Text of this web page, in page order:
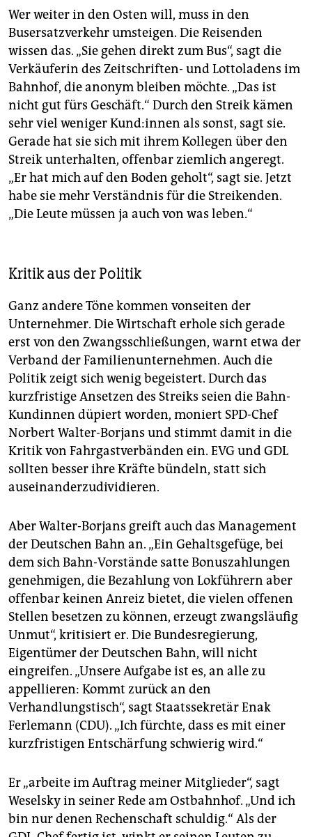
Wer weiter in den Osten will, muss in den
Busersatzverkehr umsteigen. Die Reisenden
wissen das. „Sie gehen direkt zum Bus“, sagt die
Verkäuferin des Zeitschriften- und Lottoladens im
Bahnhof, die anonym bleiben möchte. „Das ist
nicht gut fürs Geschäft.“ Durch den Streik kämen
sehr viel weniger Kun­d:in­nen als sonst, sagt sie.
Gerade hat sie sich mit ihrem Kollegen über den
Streik unterhalten, offenbar ziemlich angeregt.
„Er hat mich auf den Boden geholt“, sagt sie. Jetzt
habe sie mehr Verständnis für die Streikenden.
„Die Leute müssen ja auch von was leben.“
Kritik aus der Politik
Ganz andere Töne kommen vonseiten der
Unternehmer. Die Wirtschaft erhole sich gerade
erst von den Zwangsschließungen, warnt etwa der
Verband der Familienunternehmen. Auch die
Politik zeigt sich wenig begeistert. Durch das
kurzfristige Ansetzen des Streiks seien die Bahn-
Kundinnen düpiert worden, moniert SPD-Chef
Norbert Walter-Borjans und stimmt damit in die
Kritik von Fahrgastverbänden ein. EVG und GDL
sollten besser ihre Kräfte bündeln, statt sich
auseinanderzudividieren.
Aber Walter-Borjans greift auch das Management
der Deutschen Bahn an. „Ein Gehaltsgefüge, bei
dem sich Bahn-Vorstände satte Bonuszahlungen
genehmigen, die Bezahlung von Lokführern aber
offenbar keinen Anreiz bietet, die vielen offenen
Stellen besetzen zu können, erzeugt zwangsläufig
Unmut“, kritisiert er. Die Bundesregierung,
Eigentümer der Deutschen Bahn, will nicht
eingreifen. „Unsere Aufgabe ist es, an alle zu
appellieren: Kommt zurück an den
Verhandlungstisch“, sagt Staatssekretär Enak
Ferlemann (CDU). „Ich fürchte, dass es mit einer
kurzfristigen Entschärfung schwierig wird.“
Er „arbeite im Auftrag meiner Mitglieder“, sagt
Weselsky in seiner Rede am Ostbahnhof. „Und ich
bin nur denen Rechenschaft schuldig.“ Als der